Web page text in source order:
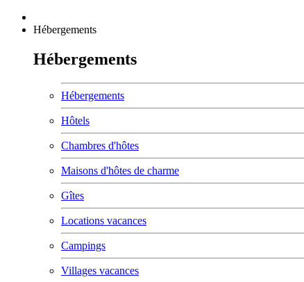
Hébergements
Hébergements
Hébergements
Hôtels
Chambres d'hôtes
Maisons d'hôtes de charme
Gîtes
Locations vacances
Campings
Villages vacances